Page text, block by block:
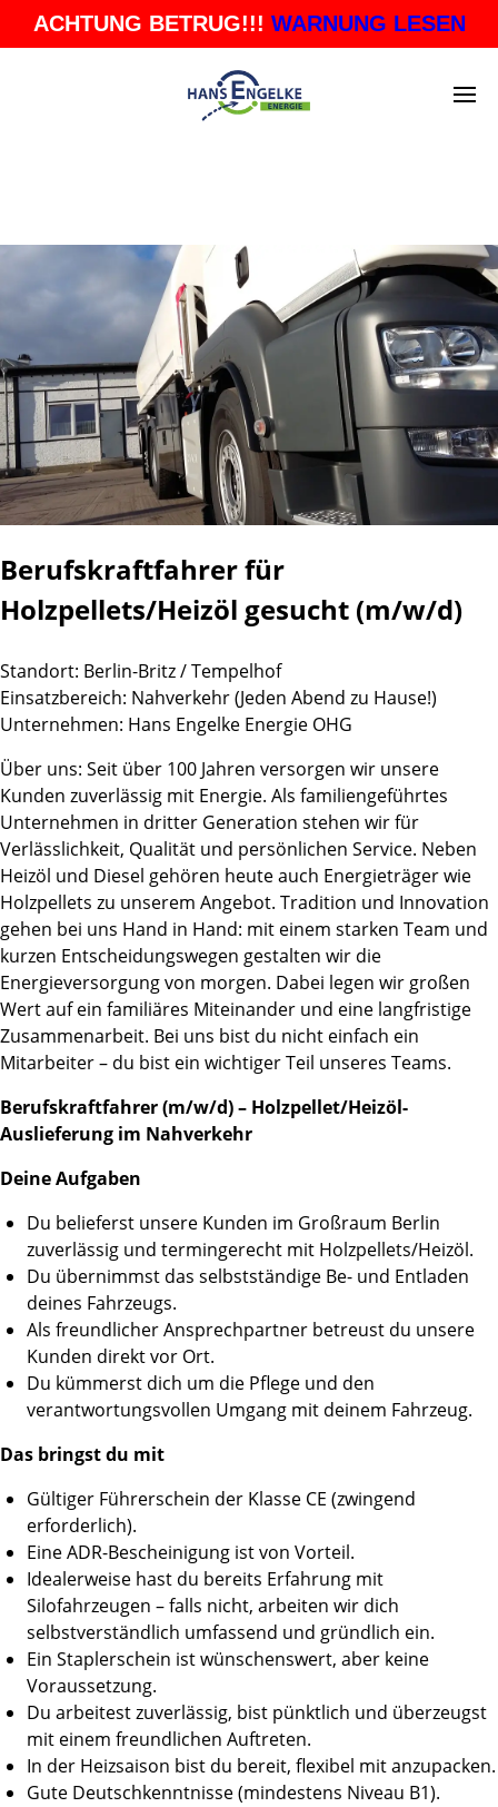
ACHTUNG BETRUG!!! WARNUNG LESEN
Berufskraftfahrer für
Holzpellets/Heizöl gesucht (m/w/d)
Standort: Berlin-Britz / Tempelhof
Einsatzbereich: Nahverkehr (Jeden Abend zu Hause!)
Unternehmen: Hans Engelke Energie OHG
Über uns: Seit über 100 Jahren versorgen wir unsere
Kunden zuverlässig mit Energie. Als familiengeführtes
Unternehmen in dritter Generation stehen wir für
Verlässlichkeit, Qualität und persönlichen Service. Neben
Heizöl und Diesel gehören heute auch Energieträger wie
Holzpellets zu unserem Angebot. Tradition und Innovation
gehen bei uns Hand in Hand: mit einem starken Team und
kurzen Entscheidungswegen gestalten wir die
Energieversorgung von morgen. Dabei legen wir großen
Wert auf ein familiäres Miteinander und eine langfristige
Zusammenarbeit. Bei uns bist du nicht einfach ein
Mitarbeiter – du bist ein wichtiger Teil unseres Teams.
Berufskraftfahrer (m/w/d) – Holzpellet/Heizöl-
Auslieferung im Nahverkehr
Deine Aufgaben
Du belieferst unsere Kunden im Großraum Berlin
zuverlässig und termingerecht mit Holzpellets/Heizöl.
Du übernimmst das selbstständige Be- und Entladen
deines Fahrzeugs.
Als freundlicher Ansprechpartner betreust du unsere
Kunden direkt vor Ort.
Du kümmerst dich um die Pflege und den
verantwortungsvollen Umgang mit deinem Fahrzeug.
Das bringst du mit
Gültiger Führerschein der Klasse CE (zwingend
erforderlich).
Eine ADR-Bescheinigung ist von Vorteil.
Idealerweise hast du bereits Erfahrung mit
Silofahrzeugen – falls nicht, arbeiten wir dich
selbstverständlich umfassend und gründlich ein.
Ein Staplerschein ist wünschenswert, aber keine
Voraussetzung.
Du arbeitest zuverlässig, bist pünktlich und überzeugst
mit einem freundlichen Auftreten.
In der Heizsaison bist du bereit, flexibel mit anzupacken.
Gute Deutschkenntnisse (mindestens Niveau B1).